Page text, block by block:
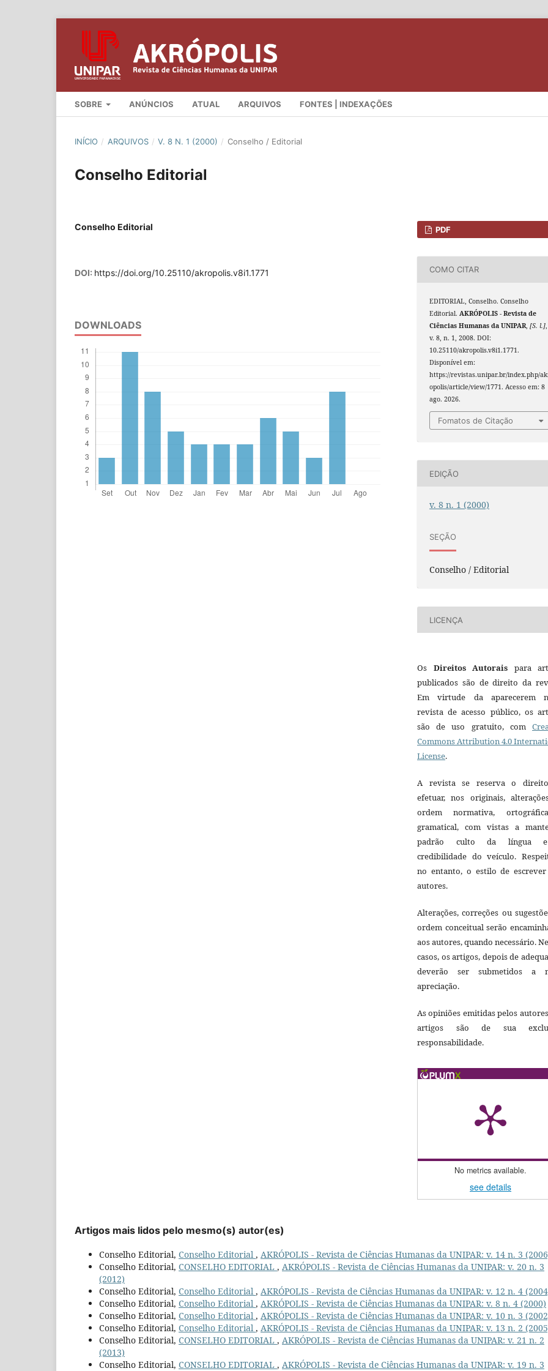
SOBRE ANÚNCIOS ATUAL ARQUIVOS FONTES | INDEXAÇÕES
INÍCIO / ARQUIVOS / V. 8 N. 1 (2000) / Conselho / Editorial
Conselho Editorial
Conselho Editorial
DOI: https://doi.org/10.25110/akropolis.v8i1.1771
DOWNLOADS
PDF
COMO CITAR
EDITORIAL, Conselho. Conselho
Editorial.AKRÓPOLIS - Revista de
Ciências Humanas da UNIPAR,[S. l.],
v. 8, n. 1, 2008. DOI:
10.25110/akropolis.v8i1.1771.
Disponível em:
https://revistas.unipar.br/index.php/
opolis/article/view/1771. Acesso em: 8
ago. 2026.
Fomatos de Citação
EDIÇÃO
v. 8 n. 1 (2000)
SEÇÃO
Conselho / Editorial
LICENÇA
Os Direitos Autorais para
publicados são de direito da
Em virtude da aparecerem
revista de acesso público, os
são de uso gratuito, com
Commons Attribution 4.0
License.
A revista se reserva o
efetuar, nos originais,
ordem normativa,
gramatical, com vistas a
padrão culto da língua
credibilidade do veículo.
no entanto, o estilo de
autores.
Alterações, correções ou
ordem conceitual serão
aos autores, quando necessário.
casos, os artigos, depois de
deverão ser submetidos a
apreciação.
As opiniões emitidas pelos
artigos são de sua
responsabilidade.
No metrics available.
see details
Artigos mais lidos pelo mesmo(s) autor(es)
Conselho Editorial, Conselho Editorial , AKRÓPOLIS - Revista de Ciências Humanas da UNIPAR: v. 14 n. 3
Conselho Editorial, CONSELHO EDITORIAL , AKRÓPOLIS - Revista de Ciências Humanas da UNIPAR: v. 20 n. 3
(2012)
Conselho Editorial, Conselho Editorial , AKRÓPOLIS - Revista de Ciências Humanas da UNIPAR: v. 12 n. 4
Conselho Editorial, Conselho Editorial , AKRÓPOLIS - Revista de Ciências Humanas da UNIPAR: v. 8 n. 4 (2000)
Conselho Editorial, Conselho Editorial , AKRÓPOLIS - Revista de Ciências Humanas da UNIPAR: v. 10 n. 3
Conselho Editorial, Conselho Editorial , AKRÓPOLIS - Revista de Ciências Humanas da UNIPAR: v. 13 n. 2
Conselho Editorial, CONSELHO EDITORIAL , AKRÓPOLIS - Revista de Ciências Humanas da UNIPAR: v. 21 n. 2
(2013)
Conselho Editorial, CONSELHO EDITORIAL , AKRÓPOLIS - Revista de Ciências Humanas da UNIPAR: v. 19 n. 3